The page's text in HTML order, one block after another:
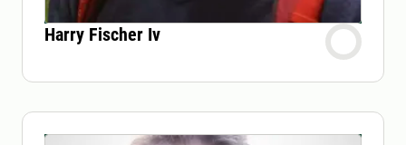
Harry Fischer Iv